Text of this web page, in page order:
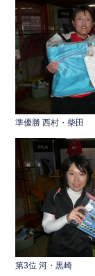
準優勝 西村・柴田
第3位 河・黒崎